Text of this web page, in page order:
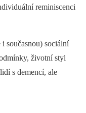
reminiscenci
současnou) sociální
životní styl
s demencí, ale